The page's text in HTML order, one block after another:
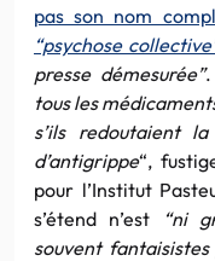
pas son nom
“psychose
presse démesurée”.
tous les
s’ils redoutaient
d’antigrippe“,
pour l’Institut
s’étend n’est
“ni
souvent